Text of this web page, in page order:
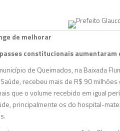
de melhorar
constitucionais aumentaram
de Queimados, na Baixada
recebeu mais de R$ 90
que o volume recebido em igual
principalmente os do hospital-